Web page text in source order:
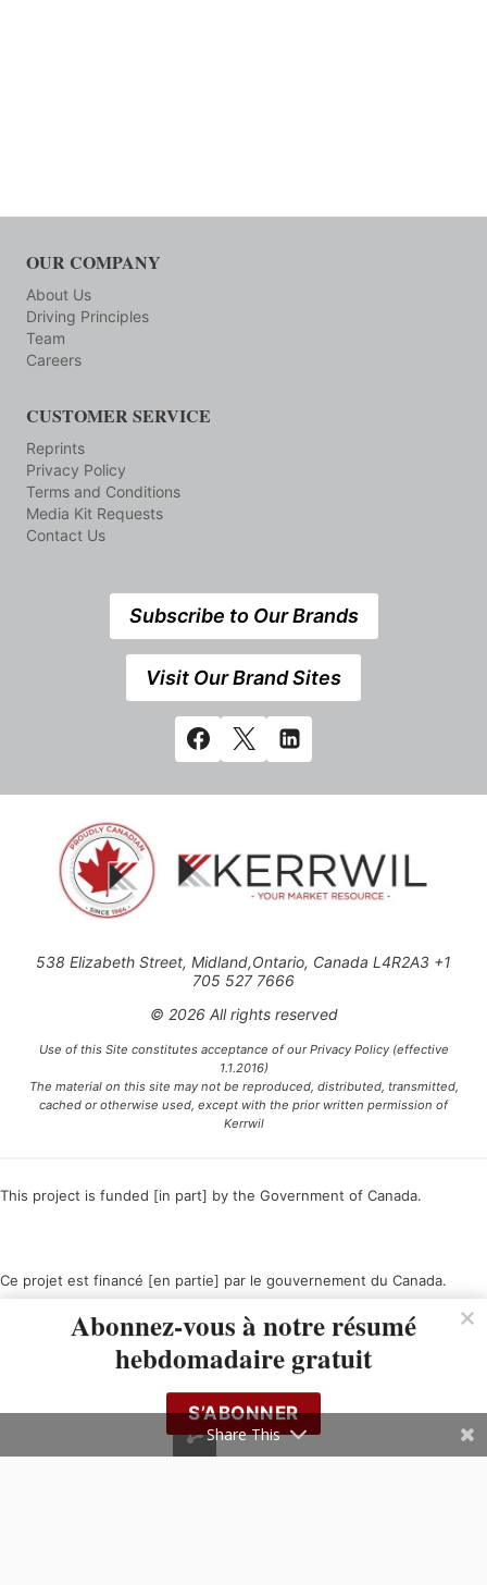
OUR COMPANY
About Us
Driving Principles
Team
Careers
CUSTOMER SERVICE
Reprints
Privacy Policy
Terms and Conditions
Media Kit Requests
Contact Us
Subscribe to Our Brands
Visit Our Brand Sites
538 Elizabeth Street, Midland,Ontario, Canada L4R2A3 +1
705 527 7666
© 2026 All rights reserved
Use of this Site constitutes acceptance of our Privacy Policy (effective
1.1.2016)
The material on this site may not be reproduced, distributed, transmitted,
cached or otherwise used, except with the prior written permission of
Kerrwil
This project is funded [in part] by the Government of Canada.
Ce projet est financé [en partie] par le gouvernement du Canada.
Abonnez-vous à notre résumé
hebdomadaire gratuit
S’ABONNER
Share This